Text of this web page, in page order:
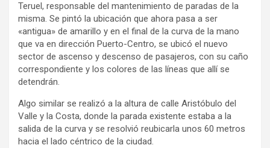
Teruel, responsable del mantenimiento de paradas de la
misma. Se pintó la ubicación que ahora pasa a ser
«antigua» de amarillo y en el final de la curva de la mano
que va en dirección Puerto-Centro, se ubicó el nuevo
sector de ascenso y descenso de pasajeros, con su caño
correspondiente y los colores de las líneas que allí se
detendrán.
Algo similar se realizó a la altura de calle Aristóbulo del
Valle y la Costa, donde la parada existente estaba a la
salida de la curva y se resolvió reubicarla unos 60 metros
hacia el lado céntrico de la ciudad.